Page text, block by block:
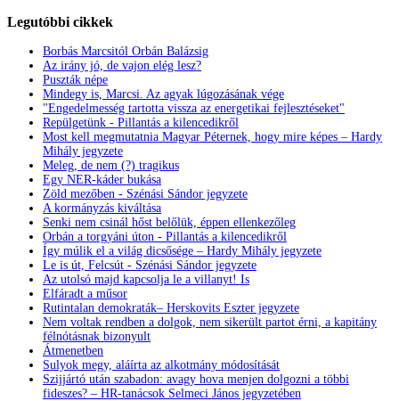
Legutóbbi cikkek
Borbás Marcsitól Orbán Balázsig
Az irány jó, de vajon elég lesz?
Puszták népe
Mindegy is, Marcsi. Az agyak lúgozásának vége
"Engedelmesség tartotta vissza az energetikai fejlesztéseket"
Repülgetünk - Pillantás a kilencedikről
Most kell megmutatnia Magyar Péternek, hogy mire képes – Hardy
Mihály jegyzete
Meleg, de nem (?) tragikus
Egy NER-káder bukása
Zöld mezőben - Szénási Sándor jegyzete
A kormányzás kiváltása
Senki nem csinál hőst belőlük, éppen ellenkezőleg
Orbán a torgyáni úton - Pillantás a kilencedikről
Így múlik el a világ dicsősége – Hardy Mihály jegyzete
Le is út, Felcsút - Szénási Sándor jegyzete
Az utolsó majd kapcsolja le a villanyt! Is
Elfáradt a műsor
Rutintalan demokraták– Herskovits Eszter jegyzete
Nem voltak rendben a dolgok, nem sikerült partot érni, a kapitány
félnótásnak bizonyult
Átmenetben
Sulyok megy, aláírta az alkotmány módosítását
Szijjártó után szabadon: avagy hova menjen dolgozni a többi
fideszes? – HR-tanácsok Selmeci János jegyzetében